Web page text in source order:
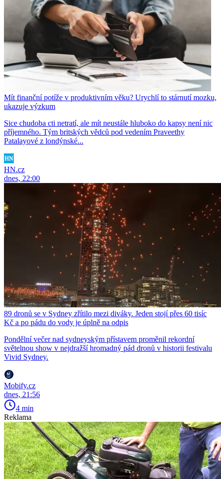
Mít finanční potíže v produktivním věku? Urychlí to stárnutí mozku,
ukazuje výzkum
Sice chudoba cti netratí, ale mít neustále hluboko do kapsy není nic
příjemného. Tým britských vědců pod vedením Praveethy
Patalayové z londýnské...
HN.cz
dnes, 22:00
89 dronů se v Sydney zřítilo mezi diváky. Jeden stojí přes 60 tisíc
Kč a po pádu do vody je úplně na odpis
Pondělní večer nad sydneyským přístavem proměnil rekordní
světelnou show v nejdražší hromadný pád dronů v historii festivalu
Vivid Sydney.
Mobify.cz
dnes, 21:56
4 min
Reklama